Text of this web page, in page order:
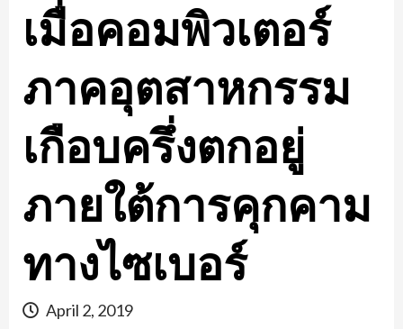
เมื่อคอมพิวเตอร์
ภาคอุตสาหกรรม
เกือบครึ่งตกอยู่
ภายใต้การคุกคาม
ทางไซเบอร์
April 2, 2019